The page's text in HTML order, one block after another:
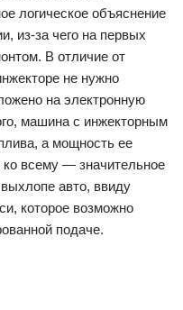
логическое объяснение
из-за чего на первых
В отличие от
не нужно
на электронную
машина с инжекторным
а мощность ее
всему — значительное
авто, ввиду
которое возможно
подаче.